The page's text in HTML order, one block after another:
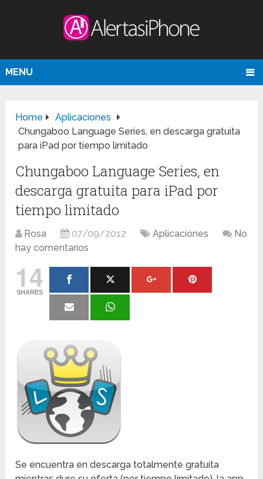
MENU
Home
Aplicaciones
Chungaboo Language Series, en descarga gratuita
para iPad por tiempo limitado
Chungaboo Language Series, en
descarga gratuita para iPad por
tiempo limitado
Rosa 07/09/2012 Aplicaciones
No
hay comentarios
14
SHARES
Se encuentra en descarga totalmente gratuita